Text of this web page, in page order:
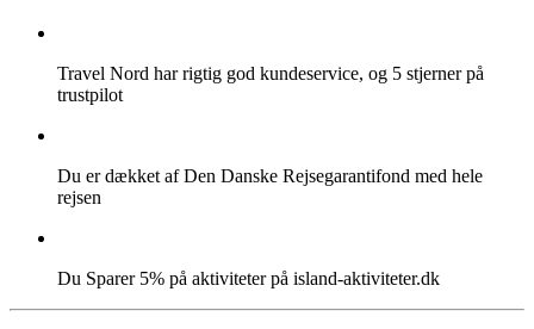
Travel Nord har rigtig god kundeservice, og 5 stjerner på
trustpilot
Du er dækket af Den Danske Rejsegarantifond med hele
rejsen
Du Sparer 5% på aktiviteter på island-aktiviteter.dk